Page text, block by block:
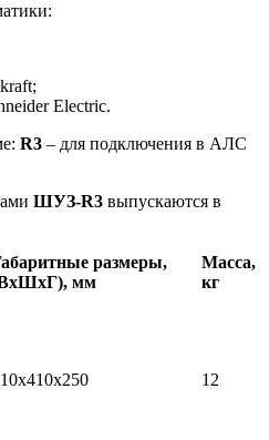
Electric.
R3 – для подключения в АЛС
ШУЗ-R3 выпускаются в
размеры,
мм
Масса,
кг
12